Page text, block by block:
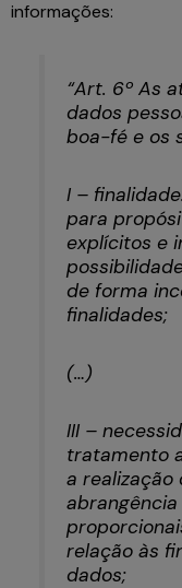
informações:
“Art. 6º As
dados
boa-fé e os
I –
para
explícitos e
de forma
finalidades;
(…)
III –
tratamento
a realização
relação às
dados;